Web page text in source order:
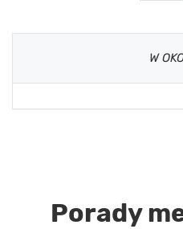
W
Porady